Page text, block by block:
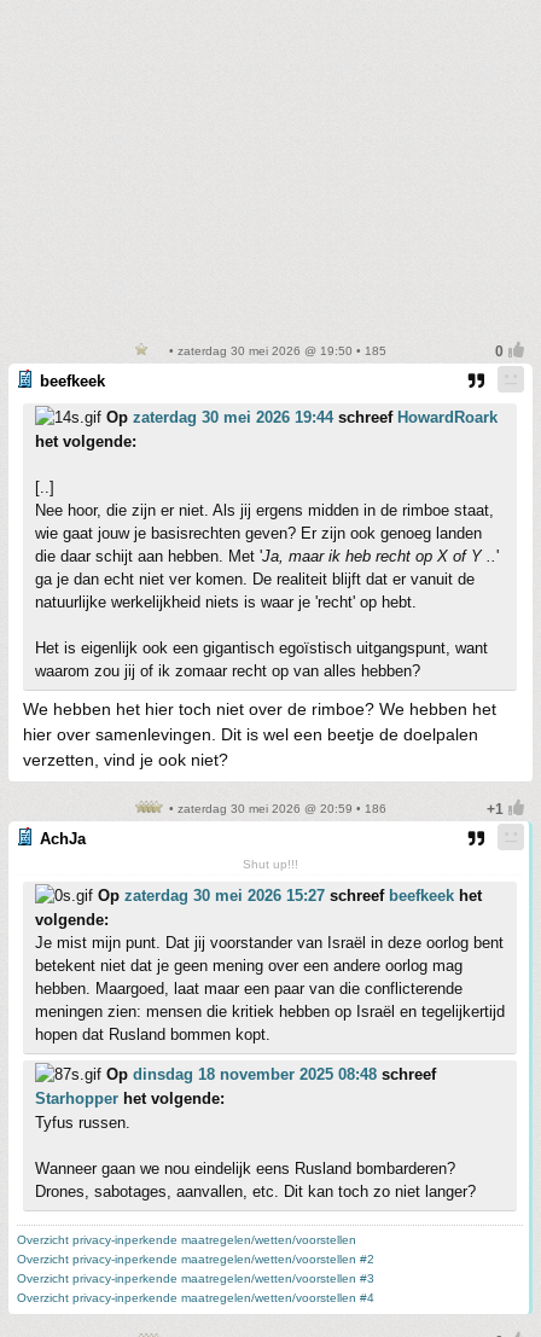
• zaterdag 30 mei 2026 @ 19:50 • 185
beefkeek
Op zaterdag 30 mei 2026 19:44schreef HowardRoark
het volgende:
[..]
Nee hoor, die zijn er niet. Als jij ergens midden in de rimboe staat,
wie gaat jouw je basisrechten geven? Er zijn ook genoeg landen
die daar schijt aan hebben. Met 'Ja, maar ik heb recht op X of Y ..'
ga je dan echt niet ver komen. De realiteit blijft dat er vanuit de
natuurlijke werkelijkheid niets is waar je 'recht' op hebt.
Het is eigenlijk ook een gigantisch egoïstisch uitgangspunt, want
waarom zou jij of ik zomaar recht op van alles hebben?
We hebben het hier toch niet over de rimboe? We hebben het
hier over samenlevingen. Dit is wel een beetje de doelpalen
verzetten, vind je ook niet?
• zaterdag 30 mei 2026 @ 20:59 • 186
AchJa
Shut up!!!
Op zaterdag 30 mei 2026 15:27 schreef beefkeek het
volgende:
Je mist mijn punt. Dat jij voorstander van Israël in deze oorlog bent
betekent niet dat je geen mening over een andere oorlog mag
hebben. Maargoed, laat maar een paar van die conflicterende
meningen zien: mensen die kritiek hebben op Israël en tegelijkertijd
hopen dat Rusland bommen kopt.
Op dinsdag 18 november 2025 08:48 schreef
Starhopper het volgende:
Tyfus russen.
Wanneer gaan we nou eindelijk eens Rusland bombarderen?
Drones, sabotages, aanvallen, etc. Dit kan toch zo niet langer?
Overzicht privacy-inperkende maatregelen/wetten/voorstellen
Overzicht privacy-inperkende maatregelen/wetten/voorstellen #2
Overzicht privacy-inperkende maatregelen/wetten/voorstellen #3
Overzicht privacy-inperkende maatregelen/wetten/voorstellen #4